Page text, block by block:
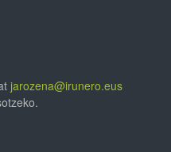
jarozena@irunero.eus